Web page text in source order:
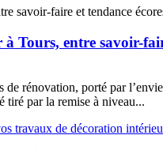
savoir-faire et tendance
Tours, entre savoir-
rénovation, porté par
tiré par la remise à niveau...